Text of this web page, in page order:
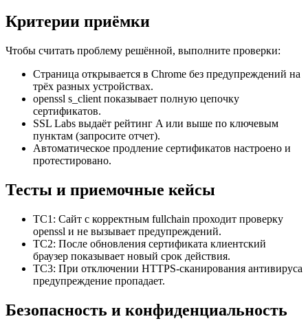
Критерии приёмки
Чтобы считать проблему решённой, выполните проверки:
Страница открывается в Chrome без предупреждений на
трёх разных устройствах.
openssl s_client показывает полную цепочку
сертификатов.
SSL Labs выдаёт рейтинг A или выше по ключевым
пунктам (запросите отчет).
Автоматическое продление сертификатов настроено и
протестировано.
Тесты и приемочные кейсы
TC1: Сайт с корректным fullchain проходит проверку
openssl и не вызывает предупреждений.
TC2: После обновления сертификата клиентский
браузер показывает новый срок действия.
TC3: При отключении HTTPS‑сканирования антивируса
предупреждение пропадает.
Безопасность и конфиденциальность